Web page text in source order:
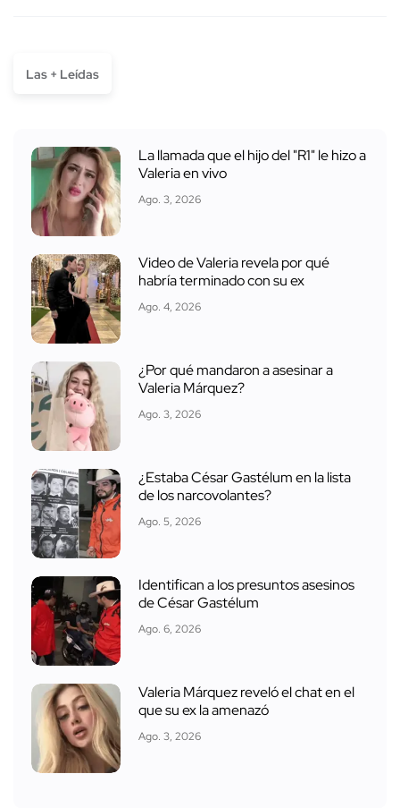
Las + Leídas
La llamada que el hijo del "R1" le hizo a
Valeria en vivo
Ago. 3, 2026
Video de Valeria revela por qué
habría terminado con su ex
Ago. 4, 2026
¿Por qué mandaron a asesinar a
Valeria Márquez?
Ago. 3, 2026
¿Estaba César Gastélum en la lista
de los narcovolantes?
Ago. 5, 2026
Identifican a los presuntos asesinos
de César Gastélum
Ago. 6, 2026
Valeria Márquez reveló el chat en el
que su ex la amenazó
Ago. 3, 2026